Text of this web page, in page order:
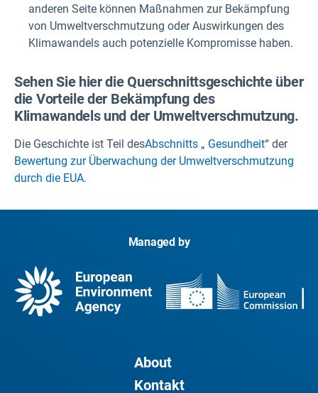
anderen Seite können Maßnahmen zur Bekämpfung
von Umweltverschmutzung oder Auswirkungen des
Klimawandels auch potenzielle Kompromisse haben.
Sehen Sie hier die Querschnittsgeschichte über
die Vorteile der Bekämpfung des
Klimawandels und der Umweltverschmutzung.
Die Geschichte ist Teil desAbschnitts „ Gesundheit“ der
Bewertung zur Überwachung der Umweltverschmutzung
durch die EUA.
Managed by
About
Kontakt